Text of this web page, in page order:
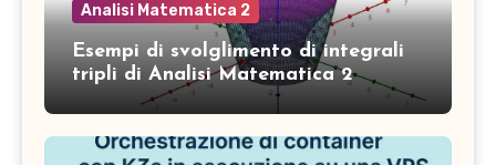
Analisi Matematica 2
Esempi di svolglimento di integrali
tripli di Analisi Matematica 2